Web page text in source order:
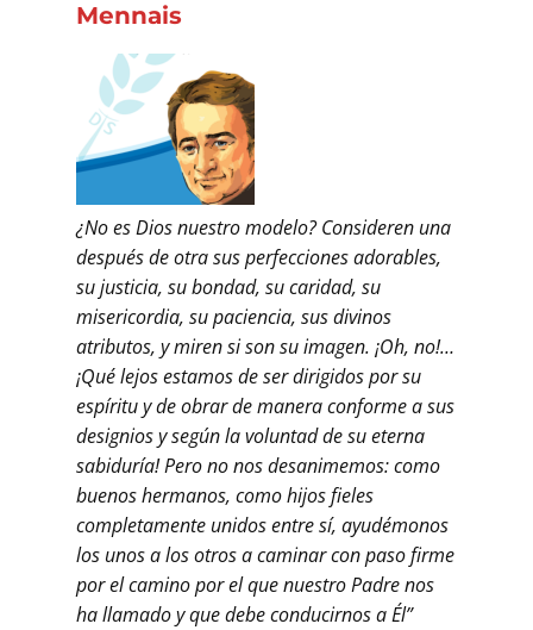
Mennais
¿No es Dios nuestro modelo? Consideren una
después de otra sus perfecciones adorables,
su justicia, su bondad, su caridad, su
misericordia, su paciencia, sus divinos
atributos, y miren si son su imagen. ¡Oh, no!…
¡Qué lejos estamos de ser dirigidos por su
espíritu y de obrar de manera conforme a sus
designios y según la voluntad de su eterna
sabiduría! Pero no nos desanimemos: como
buenos hermanos, como hijos fieles
completamente unidos entre sí, ayudémonos
los unos a los otros a caminar con paso firme
por el camino por el que nuestro Padre nos
ha llamado y que debe conducirnos a Él”